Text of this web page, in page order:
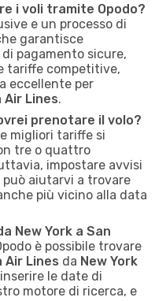
i voli tramite Opodo?
e un processo di
garantisce
pagamento sicure,
tariffe competitive,
eccellente per
Air Lines.
prenotare il volo?
migliori tariffe si
tre o quattro
impostare avvisi
aiutarvi a trovare
più vicino alla data
New York a San
è possibile trovare
Air Lines da New York
le date di
motore di ricerca, e